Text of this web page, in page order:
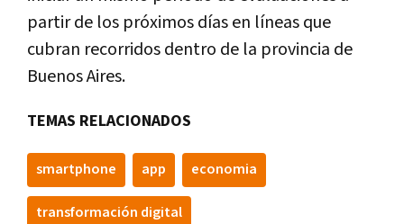
partir de los próximos días en líneas que
cubran recorridos dentro de la provincia de
Buenos Aires.
TEMAS RELACIONADOS
smartphone app economia
transformación digital